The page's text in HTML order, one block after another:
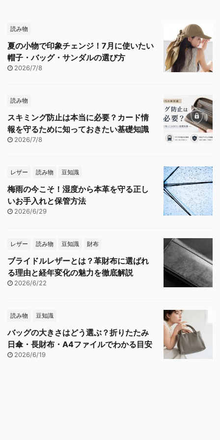
読み物
夏の小物で印象チェンジ！7月に使いたい
帽子・バッグ・サンダルの選び方
2026/7/8
読み物
スキミング防止は本当に必要？カード情
報を守るために知っておきたい基礎知識
2026/7/8
レザー 読み物 豆知識
梅雨の今こそ！湿度から本革を守る正し
いお手入れと保管方法
2026/6/29
レザー 読み物 豆知識 財布
ブライドルレザーとは？革財布に選ばれ
る理由と経年変化の魅力を徹底解説
2026/6/22
読み物 豆知識
バッグの大きさはどう選ぶ？折りたたみ
日傘・長財布・A4ファイルでわかる目安
2026/6/19